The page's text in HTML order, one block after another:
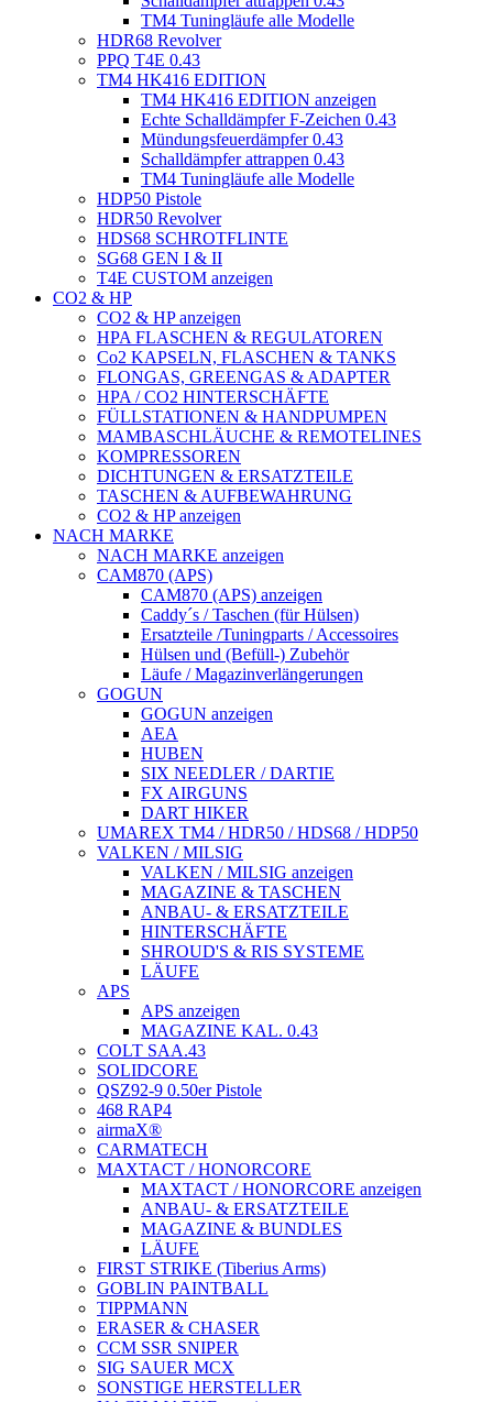
TM4 Tuningläufe alle Modelle
HDR68 Revolver
PPQ T4E 0.43
TM4 HK416 EDITION
TM4 HK416 EDITION anzeigen
Echte Schalldämpfer F-Zeichen 0.43
Mündungsfeuerdämpfer 0.43
Schalldämpfer attrappen 0.43
TM4 Tuningläufe alle Modelle
HDP50 Pistole
HDR50 Revolver
HDS68 SCHROTFLINTE
SG68 GEN I & II
T4E CUSTOM anzeigen
CO2 & HP
CO2 & HP anzeigen
HPA FLASCHEN & REGULATOREN
Co2 KAPSELN, FLASCHEN & TANKS
FLONGAS, GREENGAS & ADAPTER
HPA / CO2 HINTERSCHÄFTE
FÜLLSTATIONEN & HANDPUMPEN
MAMBASCHLÄUCHE & REMOTELINES
KOMPRESSOREN
DICHTUNGEN & ERSATZTEILE
TASCHEN & AUFBEWAHRUNG
CO2 & HP anzeigen
NACH MARKE
NACH MARKE anzeigen
CAM870 (APS)
CAM870 (APS) anzeigen
Caddy´s / Taschen (für Hülsen)
Ersatzteile /Tuningparts / Accessoires
Hülsen und (Befüll-) Zubehör
Läufe / Magazinverlängerungen
GOGUN
GOGUN anzeigen
AEA
HUBEN
SIX NEEDLER / DARTIE
FX AIRGUNS
DART HIKER
UMAREX TM4 / HDR50 / HDS68 / HDP50
VALKEN / MILSIG
VALKEN / MILSIG anzeigen
MAGAZINE & TASCHEN
ANBAU- & ERSATZTEILE
HINTERSCHÄFTE
SHROUD'S & RIS SYSTEME
LÄUFE
APS
APS anzeigen
MAGAZINE KAL. 0.43
COLT SAA.43
SOLIDCORE
QSZ92-9 0.50er Pistole
468 RAP4
airmaX®
CARMATECH
MAXTACT / HONORCORE
MAXTACT / HONORCORE anzeigen
ANBAU- & ERSATZTEILE
MAGAZINE & BUNDLES
LÄUFE
FIRST STRIKE (Tiberius Arms)
GOBLIN PAINTBALL
TIPPMANN
ERASER & CHASER
CCM SSR SNIPER
SIG SAUER MCX
SONSTIGE HERSTELLER